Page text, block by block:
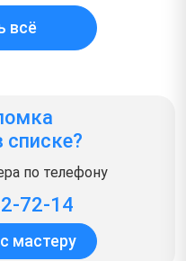
всё
списке?
по телефону
72-14
мастеру